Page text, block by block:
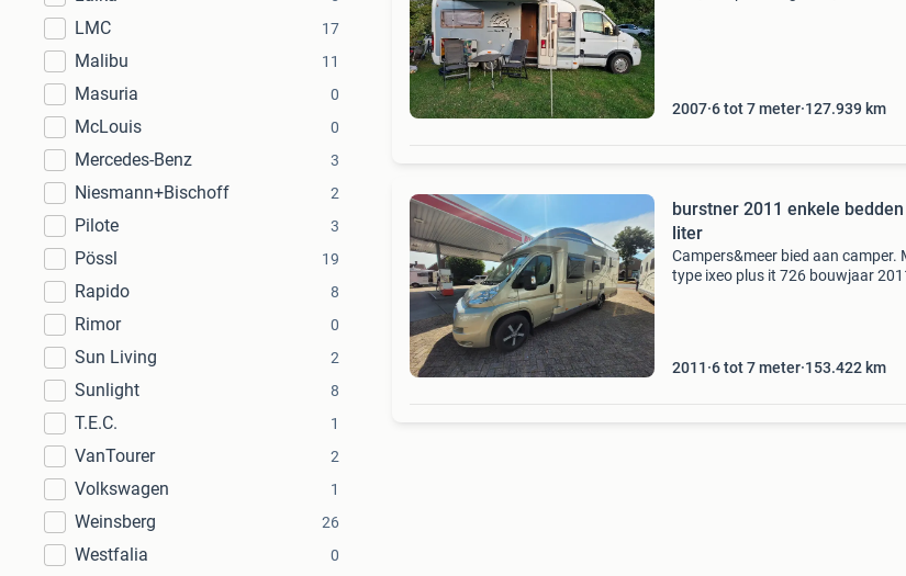
LMC 17
Malibu 11
Masuria 0
McLouis 0
Mercedes-Benz 3
Niesmann+Bischoff 2
Pilote 3
Pössl 19
Rapido 8
Rimor 0
Sun Living 2
Sunlight 8
T.E.C. 1
VanTourer 2
Volkswagen 1
Weinsberg 26
Westfalia 0
2007 6 tot 7 meter 127.939 km
burstner 2011 enkele
liter
Campers&meer bied aan camper.
type ixeo plus it 726 bouwjaar
2011 6 tot 7 meter 153.422 km